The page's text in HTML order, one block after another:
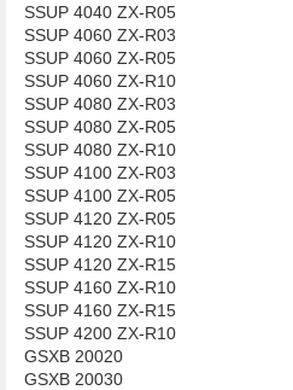
SSUP 4040 ZX-R05
SSUP 4060 ZX-R03
SSUP 4060 ZX-R05
SSUP 4060 ZX-R10
SSUP 4080 ZX-R03
SSUP 4080 ZX-R05
SSUP 4080 ZX-R10
SSUP 4100 ZX-R03
SSUP 4100 ZX-R05
SSUP 4120 ZX-R05
SSUP 4120 ZX-R10
SSUP 4120 ZX-R15
SSUP 4160 ZX-R10
SSUP 4160 ZX-R15
SSUP 4200 ZX-R10
GSXB 20020
GSXB 20030